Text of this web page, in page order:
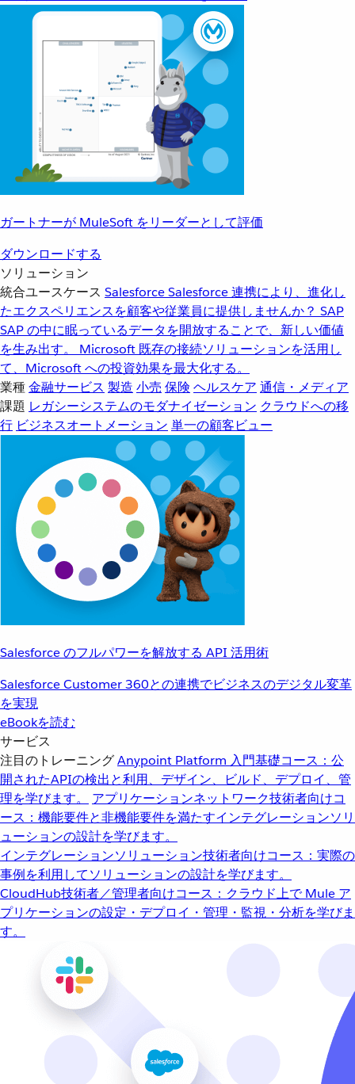
ガートナーが MuleSoft をリーダーとして評価
ダウンロードする
ソリューション
統合ユースケース SalesforceSalesforce 連携により、進化し
たエクスペリエンスを顧客や従業員に提供しませんか？ SAP
SAP の中に眠っているデータを開放することで、新しい価値
を生み出す。
Microsoft 既存の接続ソリューションを活用し
て、Microsoft への投資効果を最大化する。
業種金融サービス 製造 小売 保険 ヘルスケア 通信・メディア
課題 レガシーシステムのモダナイゼーション クラウドへの移
行 ビジネスオートメーション 単一の顧客ビュー
Salesforce のフルパワーを解放する API 活用術
Salesforce Customer 360との連携でビジネスのデジタル変革
を実現
eBookを読む
サービス
注目のトレーニングAnypoint Platform 入門基礎コース：公
開されたAPIの検出と利用、デザイン、ビルド、デプロイ、管
理を学びます。
アプリケーションネットワーク技術者向けコ
ース：機能要件と非機能要件を満たすインテグレーションソリ
ューションの設計を学びます。
インテグレーションソリューション技術者向けコース：実際の
事例を利用してソリューションの設計を学びます。
CloudHub技術者／管理者向けコース：クラウド上で Mule ア
プリケーションの設定・デプロイ・管理・監視・分析を学びま
す。